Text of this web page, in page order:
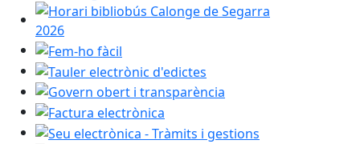
Horari bibliobús Calonge de Segarra 2026
Fem-ho fàcil
Tauler electrònic d'edictes
Govern obert i transparència
Factura electrònica
Seu electrònica - Tràmits i gestions